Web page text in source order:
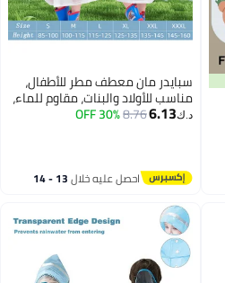
سبايدر مان معطف مطر للأطفال،
مناسب للأولاد والبنات، مقاوم للماء،
بتصميمات كرتونية جذابة، مناسب
د.ك‏6.13
8.76
30% OFF
احصل عليه خلال 13 - 14